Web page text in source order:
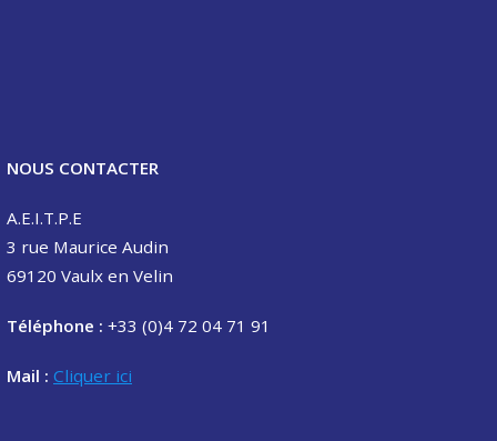
NOUS CONTACTER
A.E.I.T.P.E
3 rue Maurice Audin
69120 Vaulx en Velin
Téléphone : +33 (0)4 72 04 71 91
Mail : Cliquer ici